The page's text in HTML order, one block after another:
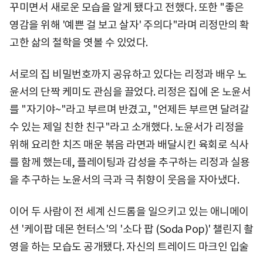
꾸미면서 새로운 모습을 알게 됐다고 전했다. 또한 "좋은
영감을 위해 '예쁜 걸 보고 살자' 주의다"라며 리정만의 확
고한 삶의 철학을 엿볼 수 있었다.
서로의 집 비밀번호까지 공유하고 있다는 리정과 배우 노
윤서의 단짝 케미도 관심을 끌었다. 리정은 집에 온 노윤서
를 "자기야~"라고 부르며 반겼고, "언제든 부르면 달려갈
수 있는 제일 친한 친구"라고 소개했다. 노윤서가 리정을
위해 요리한 치즈 매운 볶음 라면과 배달시킨 육회로 식사
를 함께 했는데, 플레이팅과 감성을 추구하는 리정과 실용
을 추구하는 노윤서의 극과 극 취향이 웃음을 자아냈다.
이어 두 사람이 전 세계 신드롬을 일으키고 있는 애니메이
션 '케이팝 데몬 헌터스'의 '소다 팝 (Soda Pop)' 챌린지 촬
영을 하는 모습도 공개됐다. 자신의 트레이드 마크인 입술